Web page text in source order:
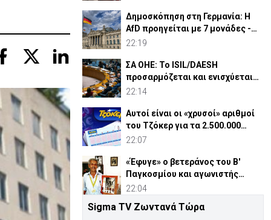
Δημοσκόπηση στη Γερμανία: Η
AfD προηγείται με 7 μονάδες -
Διεύρυνε τη διαφορά
22:19
ΣΑ ΟΗΕ: Το ISIL/DAESH
προσαρμόζεται και ενισχύεται
στην Αφρική - Πώς απειλεί
22:14
Αυτοί είναι οι «χρυσοί» αριθμοί
του Τζόκερ για τα 2.500.000
ευρώ
22:07
«Έφυγε» ο βετεράνος του Β'
Παγκοσμίου και αγωνιστής
ΕΟΚΑ, Παύλος Μ. Κασάπης
22:04
«Όχι» 9 χωρών σε ισχυρισμό
Sigma TV Ζωντανά Τώρα